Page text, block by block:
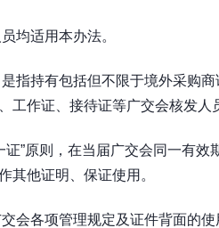
均适用本办法。
指持有包括但不限于境外采购
工作证、接待证等广交会核发人
证”原则，在当届广交会同一有
其他证明、保证使用。
会各项管理规定及证件背面的